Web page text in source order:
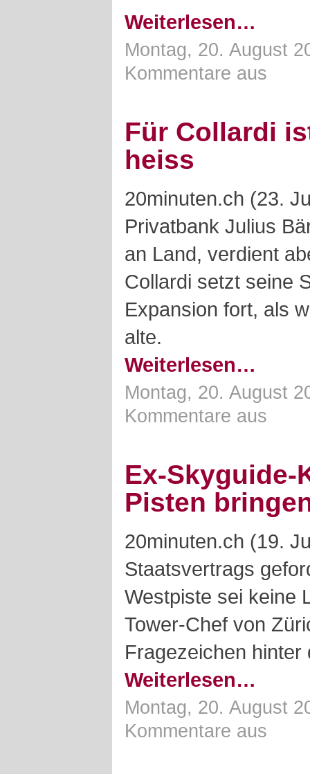
Weiterlesen…
Montag, 20. August
Kommentare aus
Für Collardi
heiss
20minuten.ch (23.
Privatbank Julius
an Land, verdient
Collardi setzt seine
Expansion fort, als
alte.
Weiterlesen…
Montag, 20. August
Kommentare aus
Ex-Skyguide-
Pisten
20minuten.ch (19.
Staatsvertrags
Westpiste sei keine
Tower-Chef von
Fragezeichen
Weiterlesen…
Montag, 20. August
Kommentare aus